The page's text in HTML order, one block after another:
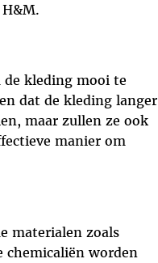
kleding mooi te
dat de kleding langer
maar zullen ze ook
manier om
materialen zoals
chemicaliën worden